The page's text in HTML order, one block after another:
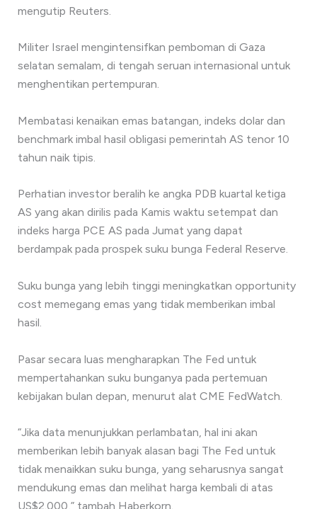
mengutip Reuters.
Militer Israel mengintensifkan pemboman di Gaza
selatan semalam, di tengah seruan internasional untuk
menghentikan pertempuran.
Membatasi kenaikan emas batangan, indeks dolar dan
benchmark imbal hasil obligasi pemerintah AS tenor 10
tahun naik tipis.
Perhatian investor beralih ke angka PDB kuartal ketiga
AS yang akan dirilis pada Kamis waktu setempat dan
indeks harga PCE AS pada Jumat yang dapat
berdampak pada prospek suku bunga Federal Reserve.
Suku bunga yang lebih tinggi meningkatkan opportunity
cost memegang emas yang tidak memberikan imbal
hasil.
Pasar secara luas mengharapkan The Fed untuk
mempertahankan suku bunganya pada pertemuan
kebijakan bulan depan, menurut alat CME FedWatch.
“Jika data menunjukkan perlambatan, hal ini akan
memberikan lebih banyak alasan bagi The Fed untuk
tidak menaikkan suku bunga, yang seharusnya sangat
mendukung emas dan melihat harga kembali di atas
US$2.000,” tambah Haberkorn.